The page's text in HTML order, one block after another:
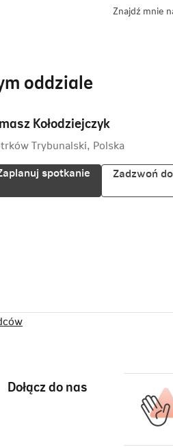
Znajdź mnie
oddziale
Kołodziejczyk
Trybunalski, Polska
spotkanie
Zadzwoń
Dołącz do nas